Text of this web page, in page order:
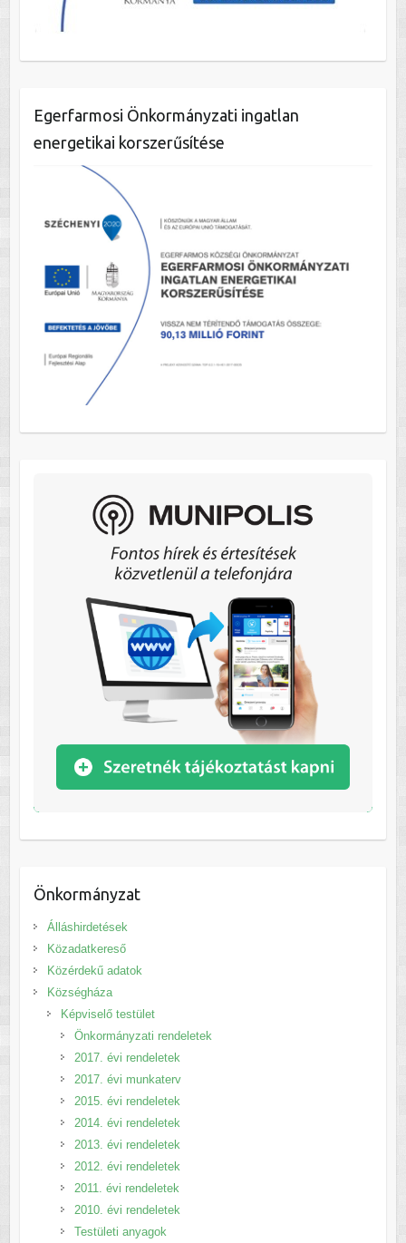
Egerfarmosi Önkormányzati ingatlan
energetikai korszerűsítése
Önkormányzat
Álláshirdetések
Közadatkereső
Közérdekű adatok
Községháza
Képviselő testület
Önkormányzati rendeletek
2017. évi rendeletek
2017. évi munkaterv
2015. évi rendeletek
2014. évi rendeletek
2013. évi rendeletek
2012. évi rendeletek
2011. évi rendeletek
2010. évi rendeletek
Testületi anyagok